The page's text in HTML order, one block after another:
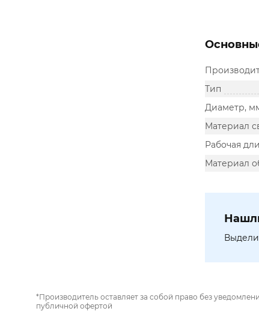
Тип
Диаметр,
Материал
Рабочая
Материал
*Производитель оставляет за собой право без
публичной офертой